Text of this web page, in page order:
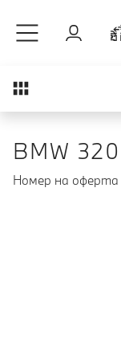
Вход
Преглед
BMW
Номер на оферта